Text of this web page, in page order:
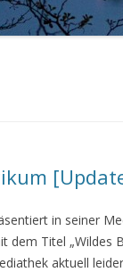
in seiner
Titel „Wildes
aktuell